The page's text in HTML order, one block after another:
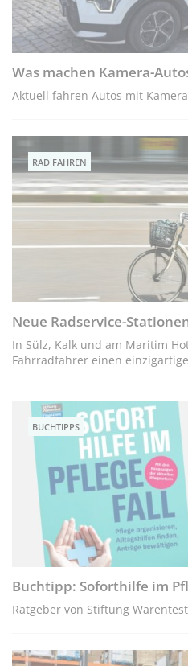
Was machen Kamera-
Aktuell fahren Autos mit
RAD FAHREN
Neue Radservice-
In Sülz, Kalk und am Maritim
Fahrradfahrer einen
BUCHTIPPS
Buchtipp: Soforthilfe im
Ratgeber von Stiftung Warentest